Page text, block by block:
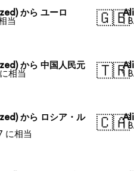
から ユーロ
当
🇬🇧
1
から 中国人民元
相当
🇹🇷
1
から ロシア・ル
に相当
🇨🇦
1